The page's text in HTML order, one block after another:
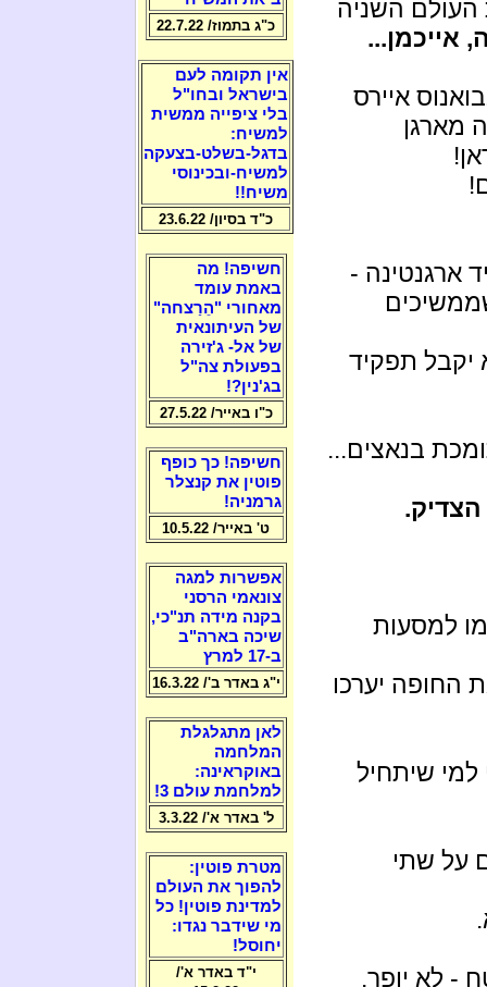
השניה
אייכמן...
בבואנוס איירס
מארגן
ארגנטינה -
יקבל תפקיד
בנאצים...
למסעות
החופה יערכו
למי שיתחיל
על שתי
- לא יופר.
כ"ג בתמוז/ 22.7.22
אין תקומה לעם
בישראל ובחו"ל
בלי ציפייה ממשית
למשיח:
בדגל-בשלט-בצעקה
למשיח-ובכינוסי
משיח!!
כ"ד בסיון/ 23.6.22
חשיפה! מה
באמת עומד
מאחורי "הֵרַצחה"
של העיתונאית
של אל- ג'זירה
בפעולת צה"ל
בג'נין?!
כ"ו באייר/ 27.5.22
חשיפה! כך כופף
פוטין את קנצלר
גרמניה!
ט' באייר/ 10.5.22
אפשרות למגה
צונאמי הרסני
בקנה מידה תנ"כי,
שיכה בארה"ב
ב-17 למרץ
י"ג באדר ב'/ 16.3.22
לאן מתגלגלת
המלחמה
באוקראינה:
למלחמת עולם 3!
ל' באדר א'/ 3.3.22
מטרת פוטין:
להפוך את העולם
למדינת פוטין! כל
מי שידבר נגדו:
יחוסל!
י"ד באדר א'/